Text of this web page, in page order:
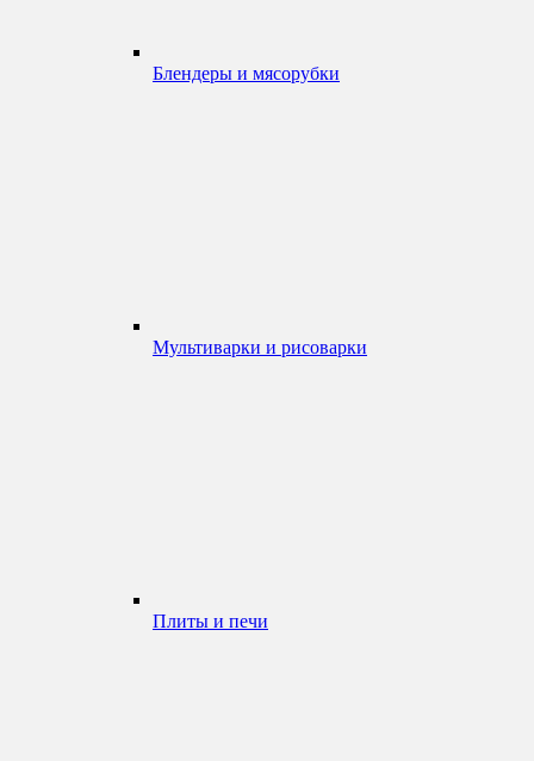
Блендеры и мясорубки
Мультиварки и рисоварки
Плиты и печи